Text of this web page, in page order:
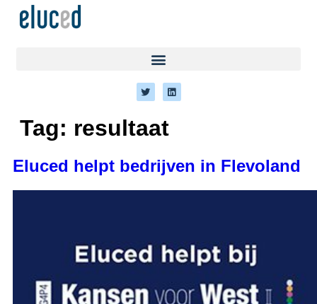
Tag: resultaat
Eluced helpt bedrijven in Flevoland